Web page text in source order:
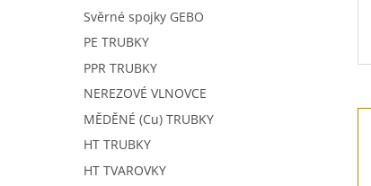
Svěrné spojky GEBO
PE TRUBKY
PPR TRUBKY
NEREZOVÉ VLNOVCE
MĚDĚNÉ (Cu) TRUBKY
HT TRUBKY
HT TVAROVKY